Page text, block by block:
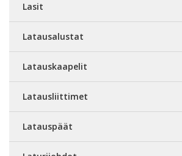
Lasit
Latausalustat
Latauskaapelit
Latausliittimet
Latauspäät